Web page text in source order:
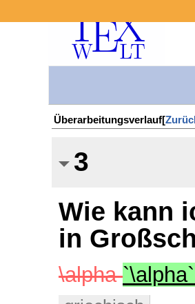
Überarbeitungsverlauf[
3
Wie kann
in
\alpha`\alpha`